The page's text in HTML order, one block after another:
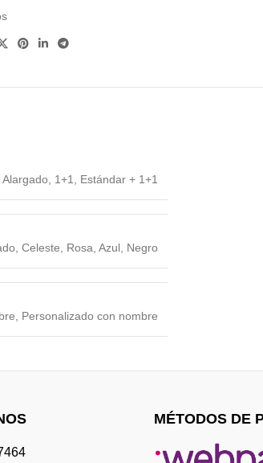
Alargado 1+1 Estándar + 1+1
Celeste Rosa Azul Negro
Personalizado con nombre
MÉTODOS DE